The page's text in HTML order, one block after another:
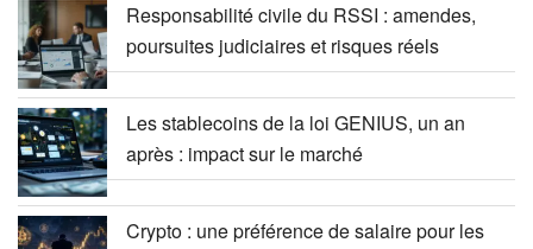
Responsabilité civile du RSSI : amendes,
poursuites judiciaires et risques réels
Les stablecoins de la loi GENIUS, un an
après : impact sur le marché
Crypto : une préférence de salaire pour les